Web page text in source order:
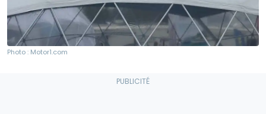
Photo : Motor1.com